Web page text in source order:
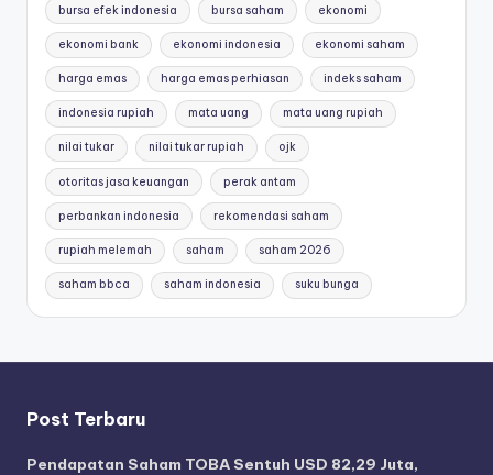
bursa efek indonesia bursa saham ekonomi
ekonomi bank ekonomi indonesia ekonomi saham
harga emas harga emas perhiasan indeks saham
indonesia rupiah mata uang mata uang rupiah
nilai tukar nilai tukar rupiah ojk
otoritas jasa keuangan perak antam
perbankan indonesia rekomendasi saham
rupiah melemah saham saham 2026
saham bbca saham indonesia suku bunga
Post Terbaru
Pendapatan Saham TOBA Sentuh USD 82,29 Juta,